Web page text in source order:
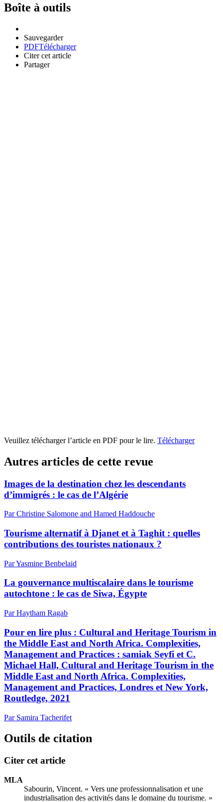
Boîte à outils
Sauvegarder
PDFTélécharger
Citer cet article
Partager
Veuillez télécharger l’article en PDF pour le lire. Télécharger
Autres articles de cette revue
Images de la destination chez les descendants
d’immigrés : le cas de l’Algérie
Par Christine Salomone and Hamed Haddouche
Tourisme alternatif à Djanet et à Taghit : quelles
contributions des touristes nationaux ?
Par Yasmine Benbelaid
La gouvernance multiscalaire dans le tourisme
autochtone : le cas de Siwa, Égypte
Par Haytham Ragab
Pour en lire plus : Cultural and Heritage Tourism in
the Middle East and North Africa. Complexities,
Management and Practices : samiak Seyfi et C.
Michael Hall, Cultural and Heritage Tourism in the
Middle East and North Africa. Complexities,
Management and Practices, Londres et New York,
Routledge, 2021
Par Samira Tacherifet
Outils de citation
Citer cet article
MLA
Sabourin, Vincent. « Vers une professionnalisation et une
industrialisation des activités dans le domaine du tourisme. »